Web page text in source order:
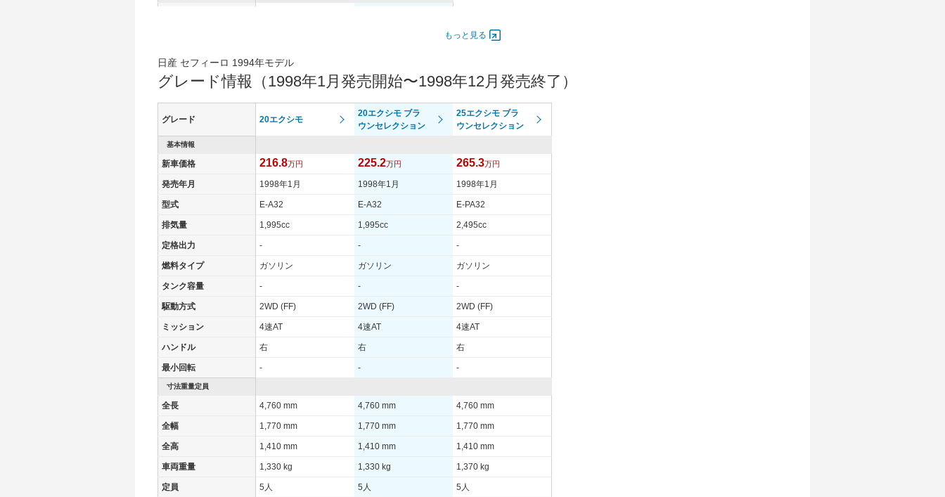
タイヤサイズ(前) 205/65R15 94S 205/65R15 94S
205/65R15 94S
WLTCモード
WLTCモード(市街地)
WLTCモード(郊外)
WLTCモード(高速道路)
JC08モード
1015モード
60km定地 18.3km/L 18.3km/L
もっと見る
日産 セフィーロ 1994年モデル
グレード情報（1998年1月発売開始〜1998年12月発売終了）
グレード 20エクシモ
20エクシモ ブラ
ウンセレクション
25エクシモ ブラ
ウンセレクション
基本情報
新車価格 216.8万円 225.2万円 265.3万円
発売年月 1998年1月 1998年1月 1998年1月
型式 E-A32 E-A32 E-PA32
排気量 1,995cc 1,995cc 2,495cc
定格出力 - - -
燃料タイプ ガソリン ガソリン ガソリン
タンク容量 - - -
駆動方式 2WD (FF) 2WD (FF) 2WD (FF)
ミッション 4速AT 4速AT 4速AT
ハンドル 右 右 右
最小回転 - - -
寸法重量定員
全長 4,760 mm 4,760 mm 4,760 mm
全幅 1,770 mm 1,770 mm 1,770 mm
全高 1,410 mm 1,410 mm 1,410 mm
車両重量 1,330 kg 1,330 kg 1,370 kg
定員 5人 5人 5人